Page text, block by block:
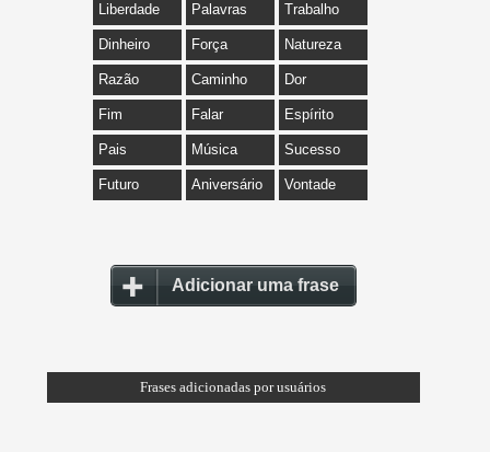
Liberdade Palavras Trabalho
Dinheiro Força Natureza
Razão Caminho Dor
Fim Falar Espírito
Pais Música Sucesso
Futuro Aniversário Vontade
Adicionar uma frase
Frases adicionadas por usuários